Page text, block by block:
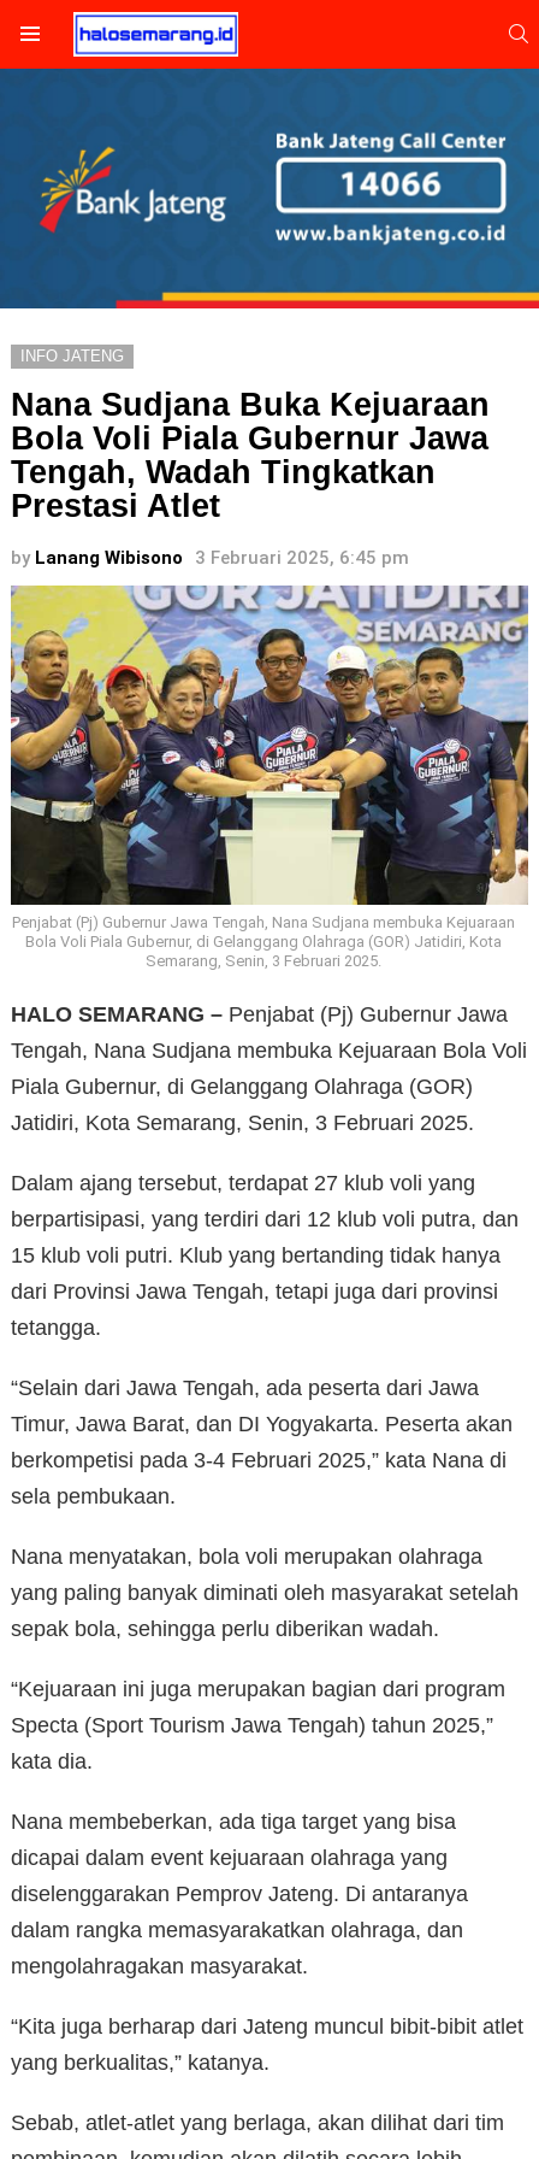
INFO JATENG
Nana Sudjana Buka Kejuaraan
Bola Voli Piala Gubernur Jawa
Tengah, Wadah Tingkatkan
Prestasi Atlet
by Lanang Wibisono 3 Februari 2025, 6:45 pm
Penjabat (Pj) Gubernur Jawa Tengah, Nana Sudjana membuka Kejuaraan
Bola Voli Piala Gubernur, di Gelanggang Olahraga (GOR) Jatidiri, Kota
Semarang, Senin, 3 Februari 2025.
HALO SEMARANG – Penjabat (Pj) Gubernur Jawa
Tengah, Nana Sudjana membuka Kejuaraan Bola Voli
Piala Gubernur, di Gelanggang Olahraga (GOR)
Jatidiri, Kota Semarang, Senin, 3 Februari 2025.
Dalam ajang tersebut, terdapat 27 klub voli yang
berpartisipasi, yang terdiri dari 12 klub voli putra, dan
15 klub voli putri. Klub yang bertanding tidak hanya
dari Provinsi Jawa Tengah, tetapi juga dari provinsi
tetangga.
“Selain dari Jawa Tengah, ada peserta dari Jawa
Timur, Jawa Barat, dan DI Yogyakarta. Peserta akan
berkompetisi pada 3-4 Februari 2025,” kata Nana di
sela pembukaan.
Nana menyatakan, bola voli merupakan olahraga
yang paling banyak diminati oleh masyarakat setelah
sepak bola, sehingga perlu diberikan wadah.
“Kejuaraan ini juga merupakan bagian dari program
Specta (Sport Tourism Jawa Tengah) tahun 2025,”
kata dia.
Nana membeberkan, ada tiga target yang bisa
dicapai dalam event kejuaraan olahraga yang
diselenggarakan Pemprov Jateng. Di antaranya
dalam rangka memasyarakatkan olahraga, dan
mengolahragakan masyarakat.
“Kita juga berharap dari Jateng muncul bibit-bibit atlet
yang berkualitas,” katanya.
Sebab, atlet-atlet yang berlaga, akan dilihat dari tim